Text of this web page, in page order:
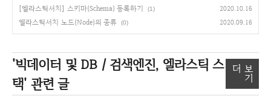
[엘라스틱서치] 스키마(Schema) 등록하기 (1) 2020.10.16
엘라스틱서치 노드(Node)의 종류 (0) 2020.09.16
'빅데이터 및 DB / 검색엔진, 엘라스틱 스
택' 관련 글
더 보
기